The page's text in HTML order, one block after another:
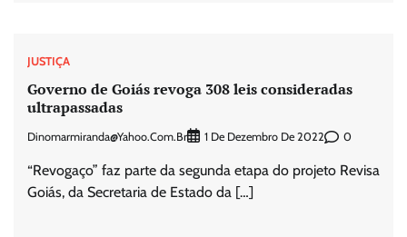
JUSTIÇA
Governo de Goiás revoga 308 leis consideradas
ultrapassadas
Dinomarmiranda@yahoo.com.br 1 De Dezembro De 2022 0
“Revogaço” faz parte da segunda etapa do projeto Revisa
Goiás, da Secretaria de Estado da […]